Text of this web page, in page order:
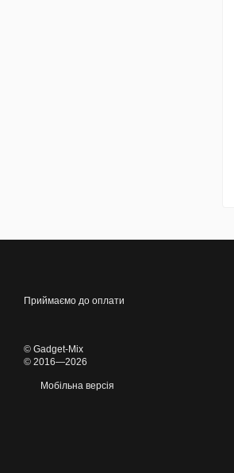
Приймаємо до оплати
© Gadget-Mix
© 2016—2026
Мобільна версія